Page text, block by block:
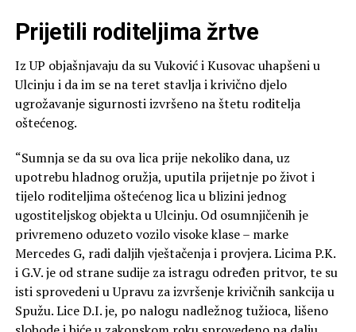
Prijetili roditeljima žrtve
Iz UP objašnjavaju da su Vuković i Kusovac uhapšeni u
Ulcinju i da im se na teret stavlja i krivično djelo
ugrožavanje sigurnosti izvršeno na štetu roditelja
oštećenog.
“Sumnja se da su ova lica prije nekoliko dana, uz
upotrebu hladnog oružja, uputila prijetnje po život i
tijelo roditeljima oštećenog lica u blizini jednog
ugostiteljskog objekta u Ulcinju. Od osumnjičenih je
privremeno oduzeto vozilo visoke klase – marke
Mercedes G, radi daljih vještačenja i provjera. Licima P.K.
i G.V. je od strane sudije za istragu određen pritvor, te su
isti sprovedeni u Upravu za izvršenje krivičnih sankcija u
Spužu. Lice D.I. je, po nalogu nadležnog tužioca, lišeno